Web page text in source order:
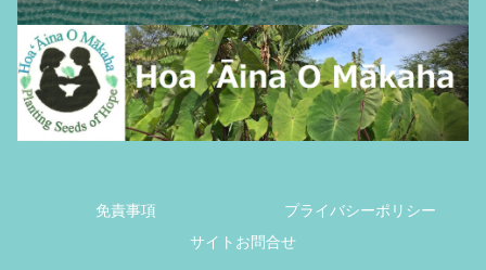
免責事項
プライバシーポリシー
サイトお問合せ